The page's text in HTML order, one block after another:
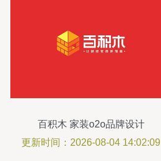
百积木 家装o2o品牌设计
更新时间：2026-08-04 14:02:09